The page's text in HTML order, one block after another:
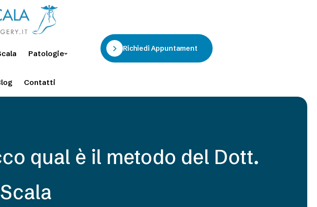
Patologie
Contatti
Richiedi Appuntamento
qual è il metodo del Dott.